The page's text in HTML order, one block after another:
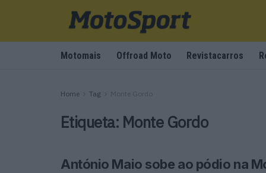
Motomais Offroad Moto Revistacarros
Home Tag Monte Gordo
Etiqueta: Monte Gordo
António Maio sobe ao pódio na